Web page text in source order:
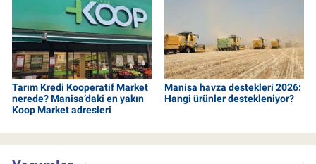
Tarım Kredi Kooperatif Market
nerede? Manisa’daki en yakın
Koop Market adresleri
Manisa havza destekleri 2026:
Hangi ürünler destekleniyor?